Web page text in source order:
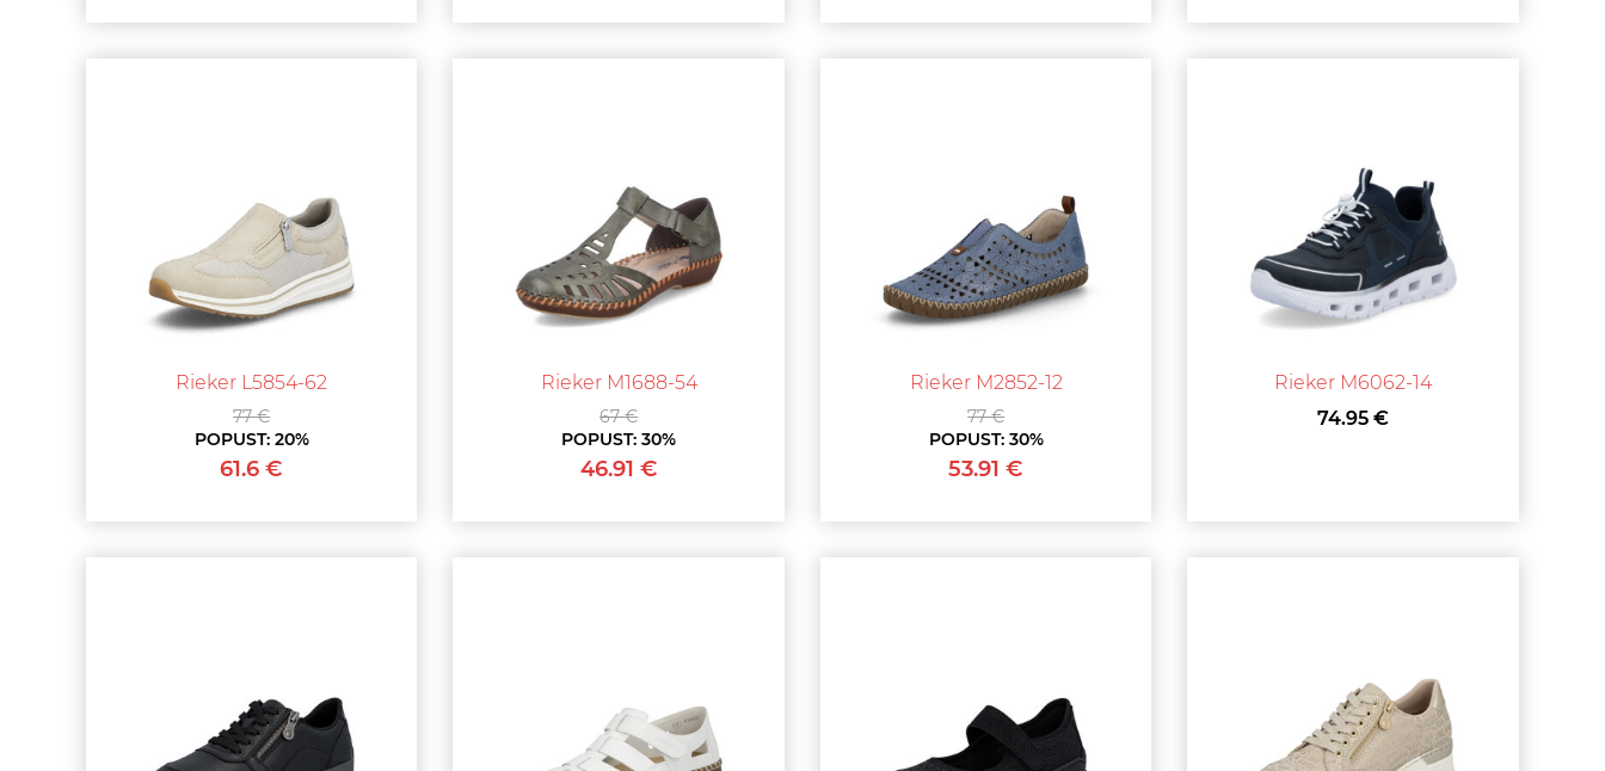
Rieker L5854-62
77 €
POPUST: 20%
61.6 €
Rieker M1688-54
67 €
POPUST:30%
46.91 €
Rieker M2852-12
77 €
POPUST: 30%
53.91 €
Rieker M6062-14
74.95 €